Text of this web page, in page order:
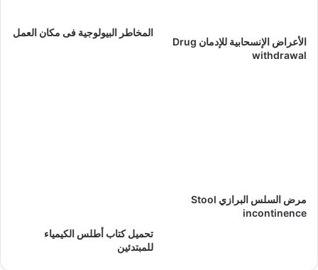
الأعراض الإنسحابية للإدمان Drug
withdrawal
المخاطر البيولوجية فى مكان العمل
مرض السلس البرازي Stool
incontinence
تحميل كتاب أطلس الكيمياء
للمبتدئين